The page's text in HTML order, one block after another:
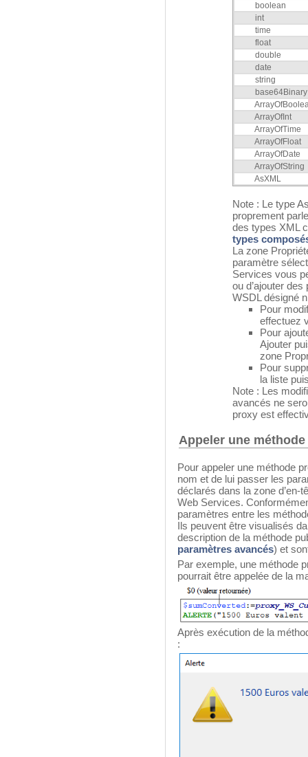
boolean
int
time
float
double
date
string
base64Binary
ArrayOfInt
ArrayOfTime
ArrayOfFloat
ArrayOfDate
ArrayOfString
AsXML
Note : Le type
proprement
des types XML
types
La zone
paramètre
Services vous
ou d’ajouter
WSDL désigné
Pour
effectuez
Pour
Ajouter
zone
Pour
la liste
Note : Les
avancés ne
proxy est
Appeler une
Pour appeler une méthode
nom et de lui passer les
déclarés dans la zone d’en-
Web Services.
paramètres entre les
Ils peuvent être visualisés
description de la méthode
paramètres avancés) et
Par exemple, une méthode
pourrait être appelée de la
Après exécution de la
: